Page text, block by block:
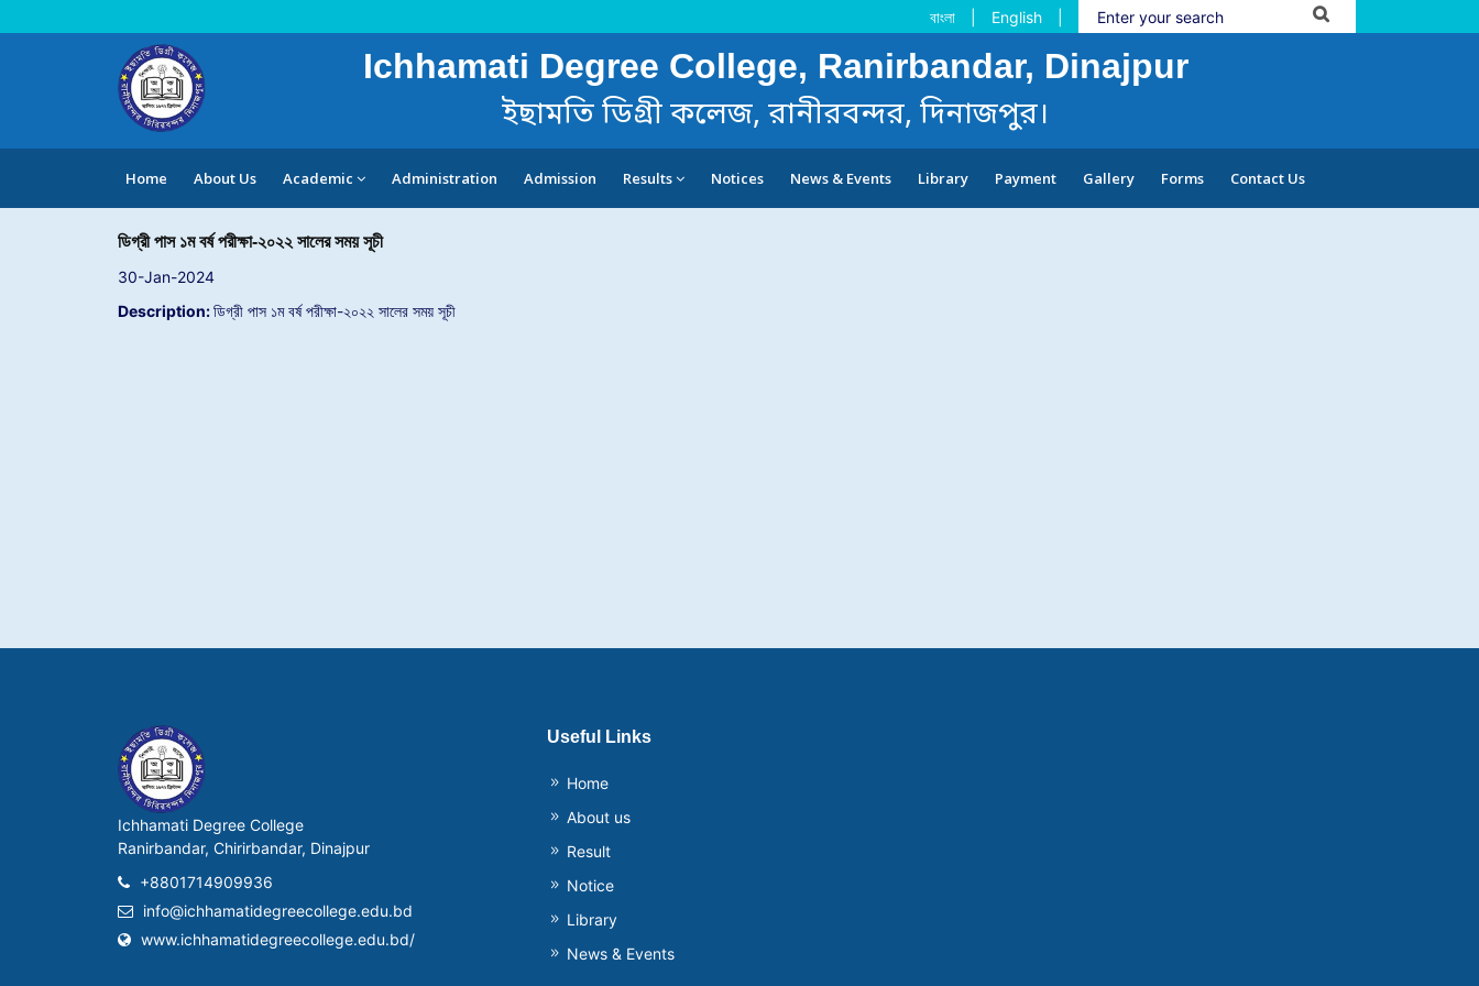
বাংলা English
Ichhamati Degree College, Ranirbandar, Dinajpur
ইছামতি ডিগ্রী কলেজ, রানীরবন্দর, দিনাজপুর।
Home About Us Academic Administration Admission Results Notices News & Events Library Payment Gallery Forms Contact Us
ডিগ্রী পাস ১ম বর্ষ পরীক্ষা-২০২২ সালের সময় সূচী
30-Jan-2024
Description:ডিগ্রী পাস ১ম বর্ষ পরীক্ষা-২০২২ সালের সময় সূচী
Ichhamati Degree College
Ranirbandar, Chirirbandar, Dinajpur
+8801714909936
info@ichhamatidegreecollege.edu.bd
www.ichhamatidegreecollege.edu.bd/
Useful Links
Home
About us
Result
Notice
Library
News & Events